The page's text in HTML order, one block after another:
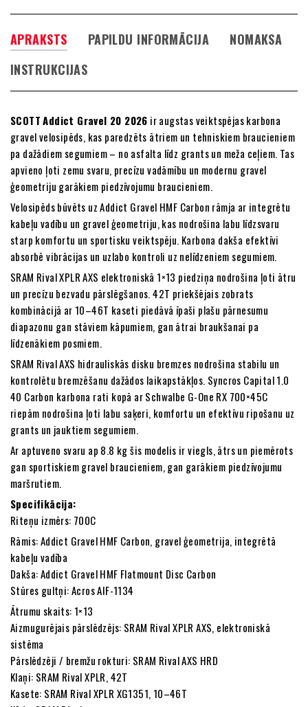
APRAKSTS PAPILDU INFORMĀCIJA
NOMAKSA
INSTRUKCIJAS
SCOTT Addict Gravel 20 2026 ir augstas veiktspējas karbona
gravel velosipēds, kas paredzēts ātriem un tehniskiem braucieniem
pa dažādiem segumiem – no asfalta līdz grants un meža ceļiem. Tas
apvieno ļoti zemu svaru, precīzu vadāmību un modernu gravel
ģeometriju garākiem piedzīvojumu braucieniem.
Velosipēds būvēts uz Addict Gravel HMF Carbon rāmja ar integrētu
kabeļu vadību un gravel ģeometriju, kas nodrošina labu līdzsvaru
starp komfortu un sportisku veiktspēju. Karbona dakša efektīvi
absorbē vibrācijas un uzlabo kontroli uz nelīdzeniem segumiem.
SRAM Rival XPLR AXS elektroniskā 1×13 piedziņa nodrošina ļoti ātru
un precīzu bezvadu pārslēgšanos. 42T priekšējais zobrats
kombinācijā ar 10–46T kaseti piedāvā īpaši plašu pārnesumu
diapazonu gan stāviem kāpumiem, gan ātrai braukšanai pa
līdzenākiem posmiem.
SRAM Rival AXS hidrauliskās disku bremzes nodrošina stabilu un
kontrolētu bremzēšanu dažādos laikapstākļos. Syncros Capital 1.0
40 Carbon karbona rati kopā ar Schwalbe G-One RX 700×45C
riepām nodrošina ļoti labu saķeri, komfortu un efektīvu ripošanu uz
grants un jauktiem segumiem.
Ar aptuveno svaru ap 8.8 kg šis modelis ir viegls, ātrs un piemērots
gan sportiskiem gravel braucieniem, gan garākiem piedzīvojumu
maršrutiem.
Specifikācija:
Riteņu izmērs: 700C
Rāmis: Addict Gravel HMF Carbon, gravel ģeometrija, integrētā
kabeļu vadība
Dakša: Addict Gravel HMF Flatmount Disc Carbon
Stūres gultņi: Acros AIF-1134
Ātrumu skaits: 1×13
Aizmugurējais pārslēdzējs: SRAM Rival XPLR AXS, elektroniskā
sistēma
Pārslēdzēji / bremžu rokturi: SRAM Rival AXS HRD
Klaņi: SRAM Rival XPLR, 42T
Kasete: SRAM Rival XPLR XG1351, 10–46T